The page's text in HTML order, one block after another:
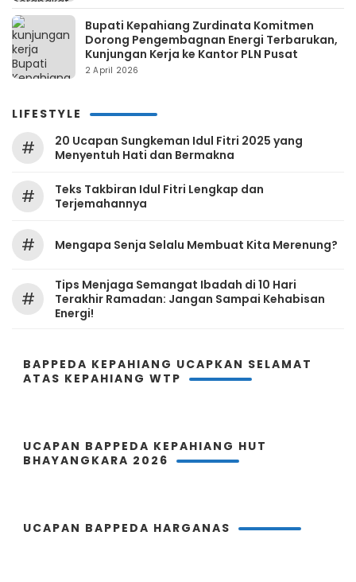
Bupati Kepahiang Zurdinata Komitmen
Dorong Pengembagnan Energi Terbarukan,
Kunjungan Kerja ke Kantor PLN Pusat
2 April 2026
LIFESTYLE
#
20 Ucapan Sungkeman Idul Fitri 2025 yang
Menyentuh Hati dan Bermakna
#
Teks Takbiran Idul Fitri Lengkap dan
Terjemahannya
# Mengapa Senja Selalu Membuat Kita Merenung?
#
Tips Menjaga Semangat Ibadah di 10 Hari
Terakhir Ramadan: Jangan Sampai Kehabisan
Energi!
BAPPEDA KEPAHIANG UCAPKAN SELAMAT
ATAS KEPAHIANG WTP
UCAPAN BAPPEDA KEPAHIANG HUT
BHAYANGKARA 2026
UCAPAN BAPPEDA HARGANAS